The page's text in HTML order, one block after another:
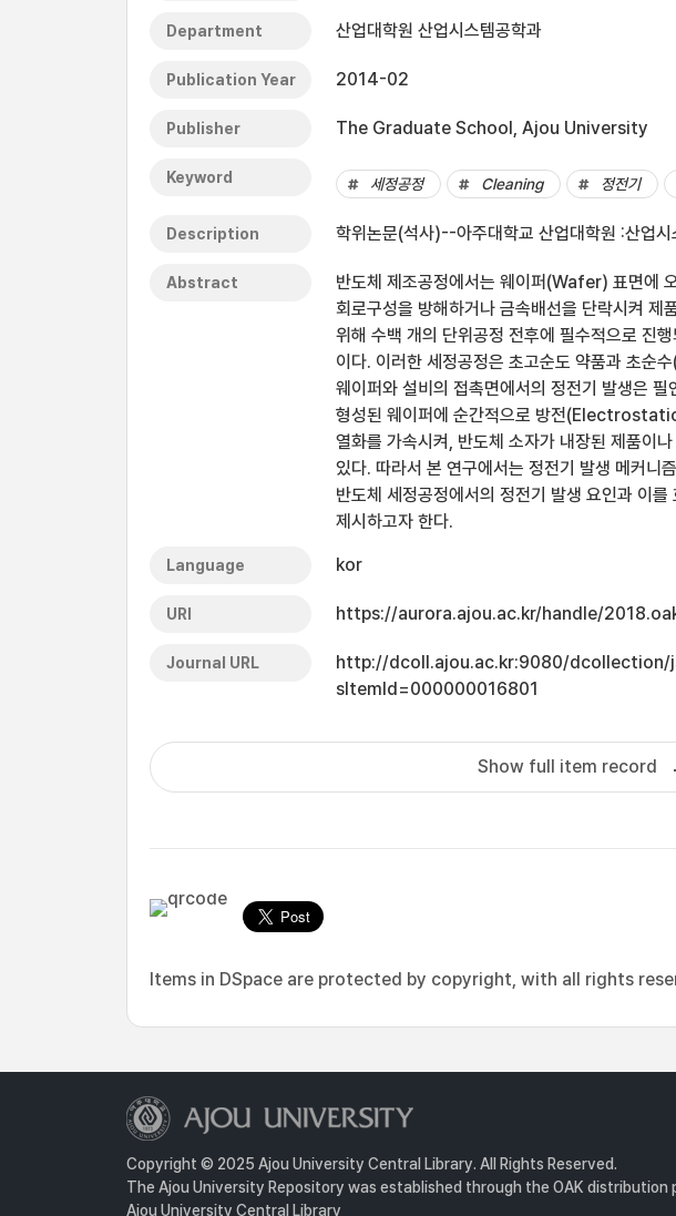
Department 산업대학원 산업시스템공학과
Publication Year 2014-02
Publisher The Graduate School, Ajou University
Keyword 세정공정 Cleaning 정전기
Description 학위논문(석사)--아주대학교 산업대학원 :산업
Abstract
반도체 제조공정에서는 웨이퍼(Wafer) 표면에
회로구성을 방해하거나 금속배선을 단락시켜 제
위해 수백 개의 단위공정 전후에 필수적으로
이다. 이러한 세정공정은 초고순도 약품과 초순
웨이퍼와 설비의 접촉면에서의 정전기 발생은
형성된 웨이퍼에 순간적으로 방전
열화를 가속시켜, 반도체 소자가 내장된 제품이
있다. 따라서 본 연구에서는 정전기 발생 메커니
반도체 세정공정에서의 정전기 발생 요인과 이
제시하고자 한다.
Language kor
URI https://aurora.ajou.ac.kr/handle/
Journal URL
http://dcoll.ajou.ac.kr:9080/dcollection/
sItemId=000000016801
Show full item record
Items in DSpace are protected by copyright, with all rights
Copyright © 2025 Ajou University Central Library. All Rights Reserved.
The Ajou University Repository was established through the OAK
Ajou University Central Library